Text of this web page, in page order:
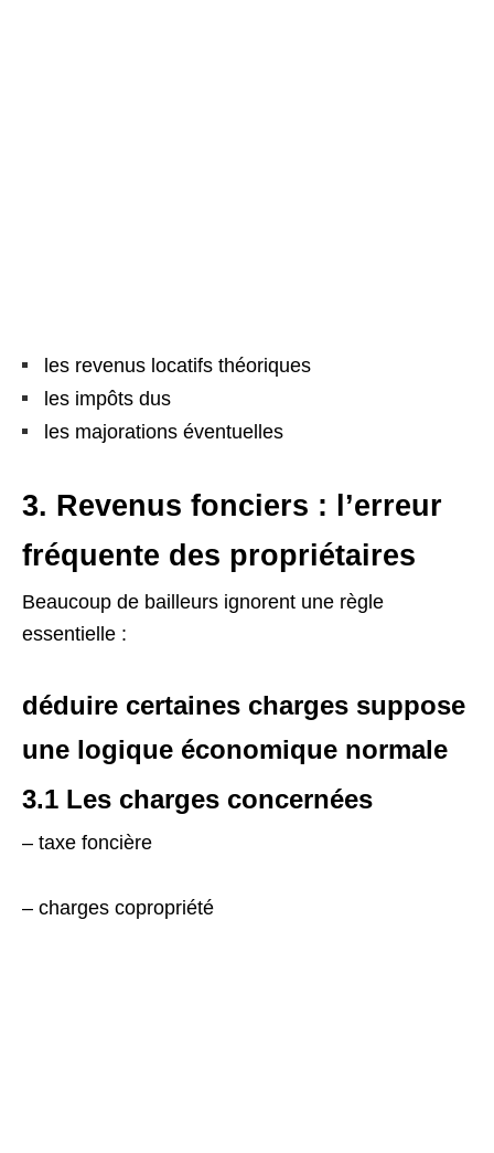
les revenus locatifs théoriques
les impôts dus
les majorations éventuelles
3. Revenus fonciers : l’erreur
fréquente des propriétaires
Beaucoup de bailleurs ignorent une règle
essentielle :
déduire certaines charges suppose
une logique économique normale
3.1 Les charges concernées
– taxe foncière
– charges copropriété